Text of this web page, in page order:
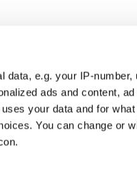
data, e.g. your IP-
ads and content,
your data and for
You can change or